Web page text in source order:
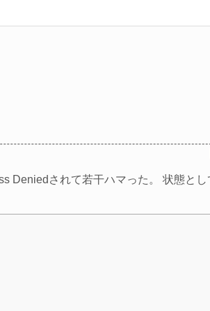
Deniedされて若干ハマった。 状態とし